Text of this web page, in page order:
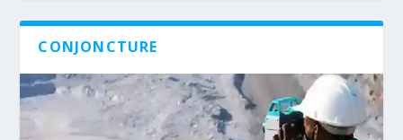
CONJONCTURE